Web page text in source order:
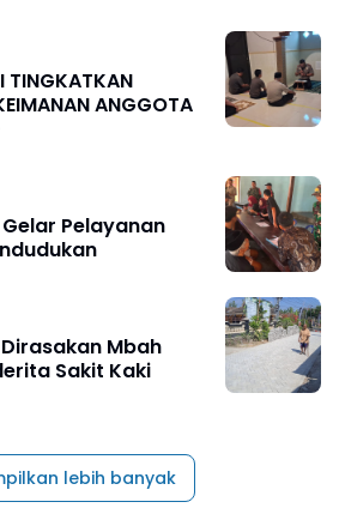
TINGKATKAN
ANGGOTA
Gelar Pelayanan
Mbah
Sakit Kaki
lebih banyak